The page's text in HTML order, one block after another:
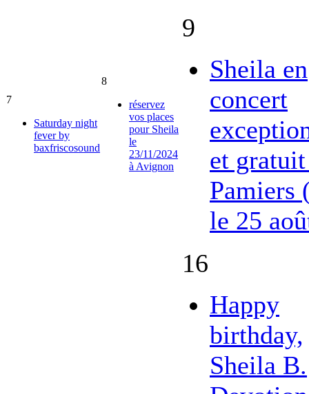
7
Saturday night
fever by
baxfriscosound
8
réservez
vos places
pour Sheila
le
23/11/2024
à Avignon
9
Sheila en
concert
et
Pamiers
le 25
16
Happy
birthday,
Sheila B.